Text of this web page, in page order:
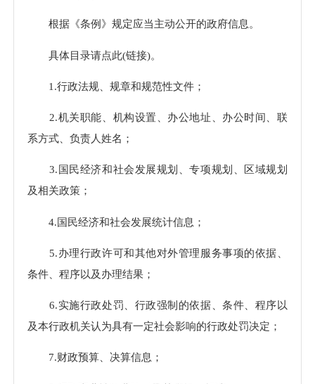
根据《条例》规定应当主动公开的政府信息。
具体目录请点此(链接)。
1.行政法规、规章和规范性文件；
2.机关职能、机构设置、办公地址、办公时间、联
系方式、负责人姓名；
3.国民经济和社会发展规划、专项规划、区域规划
及相关政策；
4.国民经济和社会发展统计信息；
5.办理行政许可和其他对外管理服务事项的依据、
条件、程序以及办理结果；
6.实施行政处罚、行政强制的依据、条件、程序以
及本行政机关认为具有一定社会影响的行政处罚决定；
7.财政预算、决算信息；